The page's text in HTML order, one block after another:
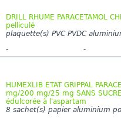
DRILL RHUME PARACETAMOL
pelliculé
plaquette(s) PVC PVDC
-
-
HUMEXLIB ETAT GRIPPAL
mg/200 mg/25 mg SANS
édulcorée à l'aspartam
8 sachet(s) papier aluminium